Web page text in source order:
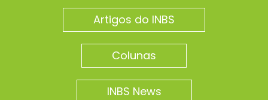
Artigos do INBS
Colunas
INBS News